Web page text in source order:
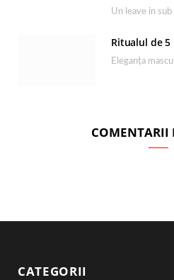
Ritualul de
COMENTARII
CATEGORII